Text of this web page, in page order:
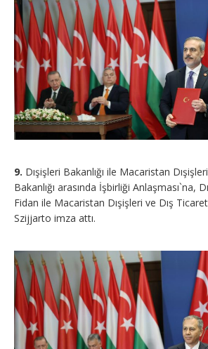
9. Dışişleri Bakanlığı ile Macaristan
Bakanlığı arasında İşbirliği Anlaşması`na,
Fidan ile Macaristan Dışişleri ve Dış
Szijjarto imza attı.